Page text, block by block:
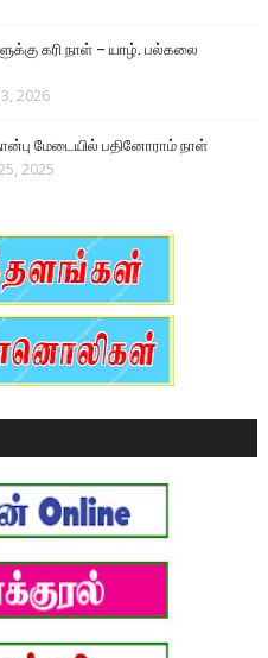
கரி நாள் – யாழ். பல்கலை
2026
மேடையில் பதினோராம் நாள்
2025